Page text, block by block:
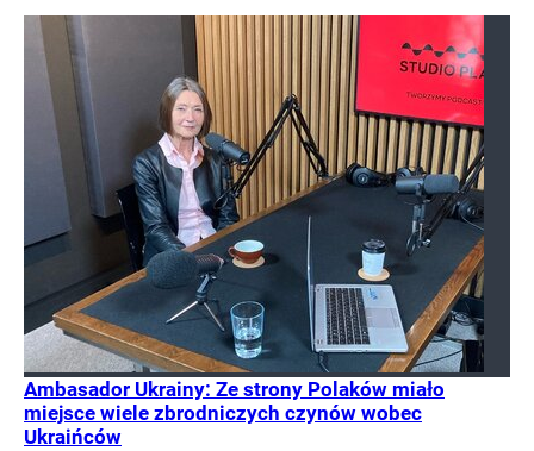
Ambasador Ukrainy: Ze strony Polaków miało
miejsce wiele zbrodniczych czynów wobec
Ukraińców